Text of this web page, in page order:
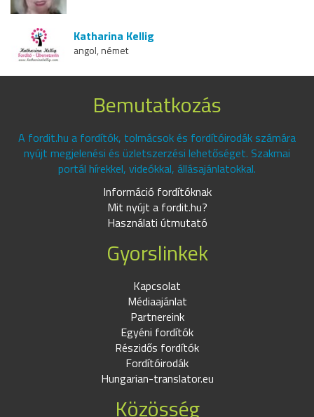
Katharina Kellig
angol, német
Bemutatkozás
A fordit.hu a fordítók, tolmácsok és fordítóirodák számára
nyújt megjelenési és üzletszerzési lehetőséget. Szakmai
portál hírekkel, videókkal, állásajánlatokkal.
Információ fordítóknak
Mit nyújt a fordit.hu?
Használati útmutató
Gyorslinkek
Kapcsolat
Médiaajánlat
Partnereink
Egyéni fordítók
Részidős fordítók
Fordítóirodák
Hungarian-translator.eu
Közösség